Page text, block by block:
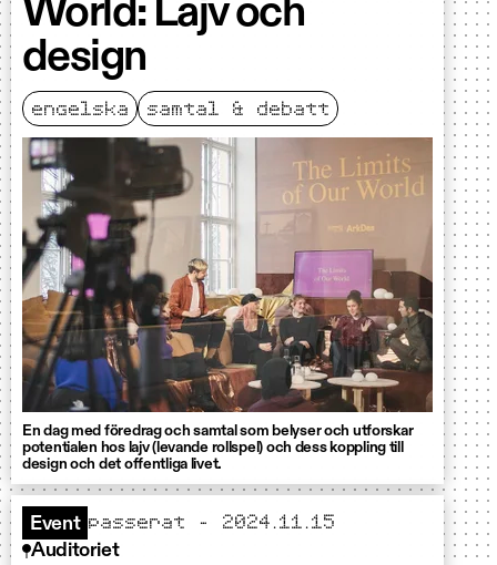
World: Lajv och
design
engelska samtal & debatt
En dag med föredrag och samtal som belyser och utforskar
potentialen hos lajv (levande rollspel) och dess koppling till
design och det offentliga livet.
Event passerat - 2024.11.15
Auditoriet